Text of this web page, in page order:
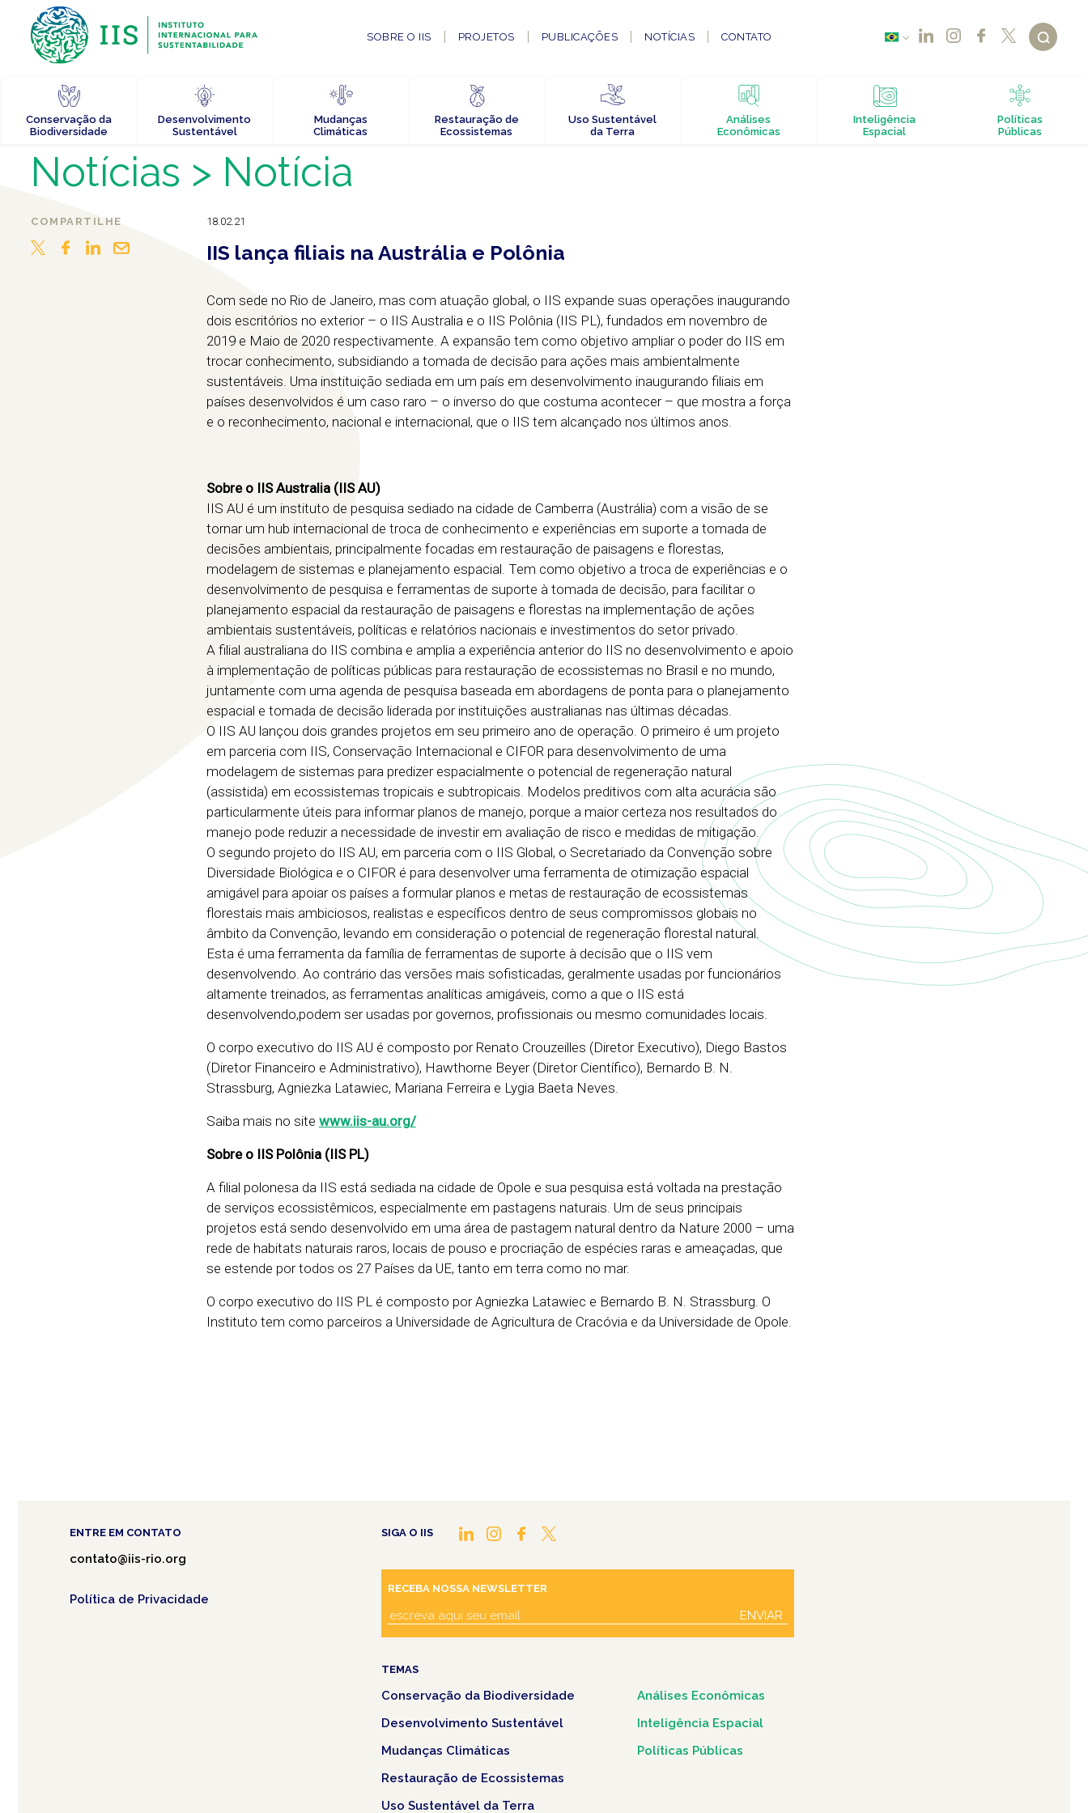
SOBRE O IIS PROJETOS PUBLICAÇÕES NOTÍCIAS CONTATO
Conservação da
Biodiversidade
Desenvolvimento
Sustentável
Mudanças
Climáticas
Restauração de
Ecossistemas
Uso Sustentável
da Terra
Análises
Econômicas
Inteligência
Espacial
Políticas
Públicas
Notícias > Notícia
COMPARTILHE 18.02.21
IIS lança filiais na Austrália e Polônia
Com sede no Rio de Janeiro, mas com atuação global, o IIS expande suas operações inaugurando
dois escritórios no exterior – o IIS Australia e o IIS Polônia (IIS PL), fundados em novembro de
2019 e Maio de 2020 respectivamente. A expansão tem como objetivo ampliar o poder do IIS em
trocar conhecimento, subsidiando a tomada de decisão para ações mais ambientalmente
sustentáveis. Uma instituição sediada em um país em desenvolvimento inaugurando filiais em
países desenvolvidos é um caso raro – o inverso do que costuma acontecer – que mostra a força
e o reconhecimento, nacional e internacional, que o IIS tem alcançado nos últimos anos.
Sobre o IIS Australia (IIS AU)
IIS AU é um instituto de pesquisa sediado na cidade de Camberra (Austrália) com a visão de se
tornar um hub internacional de troca de conhecimento e experiências em suporte a tomada de
decisões ambientais, principalmente focadas em restauração de paisagens e florestas,
modelagem de sistemas e planejamento espacial. Tem como objetivo a troca de experiências e o
desenvolvimento de pesquisa e ferramentas de suporte à tomada de decisão, para facilitar o
planejamento espacial da restauração de paisagens e florestas na implementação de ações
ambientais sustentáveis, políticas e relatórios nacionais e investimentos do setor privado.
A filial australiana do IIS combina e amplia a experiência anterior do IIS no desenvolvimento e apoio
à implementação de políticas públicas para restauração de ecossistemas no Brasil e no mundo,
juntamente com uma agenda de pesquisa baseada em abordagens de ponta para o planejamento
espacial e tomada de decisão liderada por instituições australianas nas últimas décadas.
O IIS AU lançou dois grandes projetos em seu primeiro ano de operação. O primeiro é um projeto
em parceria com IIS, Conservação Internacional e CIFOR para desenvolvimento de uma
modelagem de sistemas para predizer espacialmente o potencial de regeneração natural
(assistida) em ecossistemas tropicais e subtropicais. Modelos preditivos com alta acurácia são
particularmente úteis para informar planos de manejo, porque a maior certeza nos resultados do
manejo pode reduzir a necessidade de investir em avaliação de risco e medidas de mitigação.
O segundo projeto do IIS AU, em parceria com o IIS Global, o Secretariado da Convenção sobre
Diversidade Biológica e o CIFOR é para desenvolver uma ferramenta de otimização espacial
amigável para apoiar os países a formular planos e metas de restauração de ecossistemas
florestais mais ambiciosos, realistas e específicos dentro de seus compromissos globais no
âmbito da Convenção, levando em consideração o potencial de regeneração florestal natural.
Esta é uma ferramenta da família de ferramentas de suporte à decisão que o IIS vem
desenvolvendo. Ao contrário das versões mais sofisticadas, geralmente usadas por funcionários
altamente treinados, as ferramentas analíticas amigáveis, como a que o IIS está
desenvolvendo,podem ser usadas por governos, profissionais ou mesmo comunidades locais.
O corpo executivo do IIS AU é composto por Renato Crouzeilles (Diretor Executivo), Diego Bastos
(Diretor Financeiro e Administrativo), Hawthorne Beyer (Diretor Científico), Bernardo B. N.
Strassburg, Agniezka Latawiec, Mariana Ferreira e Lygia Baeta Neves.
Saiba mais no site www.iis-au.org/
Sobre o IIS Polônia (IIS PL)
A filial polonesa da IIS está sediada na cidade de Opole e sua pesquisa está voltada na prestação
de serviços ecossistêmicos, especialmente em pastagens naturais. Um de seus principais
projetos está sendo desenvolvido em uma área de pastagem natural dentro da Nature 2000 – uma
rede de habitats naturais raros, locais de pouso e procriação de espécies raras e ameaçadas, que
se estende por todos os 27 Países da UE, tanto em terra como no mar.
O corpo executivo do IIS PL é composto por Agniezka Latawiec e Bernardo B. N. Strassburg. O
Instituto tem como parceiros a Universidade de Agricultura de Cracóvia e da Universidade de Opole.
ENTRE EM CONTATO
contato@iis-rio.org
Política de Privacidade
SIGA O IIS
RECEBA NOSSA NEWSLETTER
ENVIAR
TEMAS
Conservação da Biodiversidade
Desenvolvimento Sustentável
Mudanças Climáticas
Restauração de Ecossistemas
Uso Sustentável da Terra
Análises Econômicas
Inteligência Espacial
Políticas Públicas